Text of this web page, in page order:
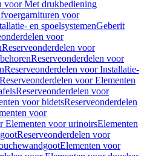
voor Met drukbediening
voor
en spoelsystemenGeberit
voor
Reserveonderdelen voor
Reserveonderdelen voor
Reserveonderdelen voor Installatie-
Reserveonderdelen voor Elementen
Reserveonderdelen voor
voor bidetsReserveonderdelen
voor
Elementen voor urinoirsElementen
Reserveonderdelen voor
Elementen voor